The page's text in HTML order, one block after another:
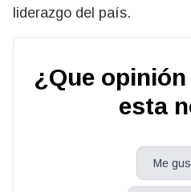
liderazgo del país.
¿Que
esta
Me